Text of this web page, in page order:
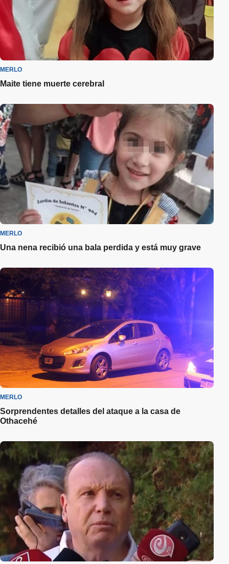
MERLO
Maite tiene muerte cerebral
MERLO
Una nena recibió una bala perdida y está muy grave
MERLO
Sorprendentes detalles del ataque a la casa de
Othacehé